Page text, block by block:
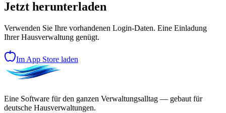
Jetzt herunterladen
Verwenden Sie Ihre vorhandenen Login-Daten. Eine Einladung
Ihrer Hausverwaltung genügt.
Im App Store laden
Eine Software für den ganzen Verwaltungsalltag — gebaut für
deutsche Hausverwaltungen.